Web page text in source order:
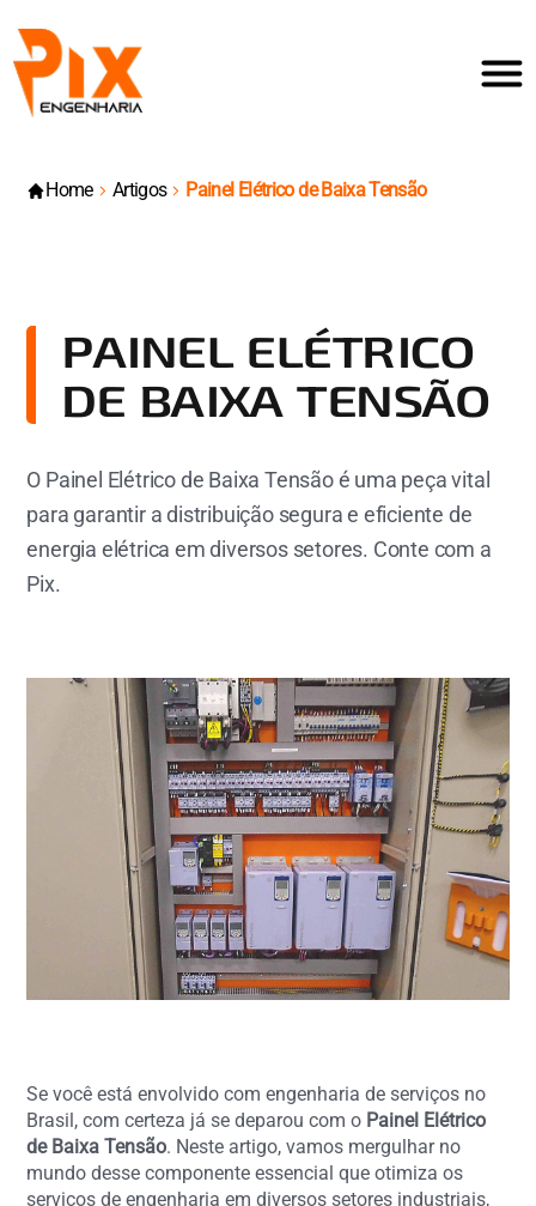
Home Artigos Painel Elétrico de Baixa Tensão
PAINEL ELÉTRICO
DE BAIXA TENSÃO
O Painel Elétrico de Baixa Tensão é uma peça vital
para garantir a distribuição segura e eficiente de
energia elétrica em diversos setores. Conte com a
Pix.
Se você está envolvido com engenharia de serviços no
Brasil, com certeza já se deparou com o Painel Elétrico
de Baixa Tensão. Neste artigo, vamos mergulhar no
mundo desse componente essencial que otimiza os
serviços de engenharia em diversos setores industriais,